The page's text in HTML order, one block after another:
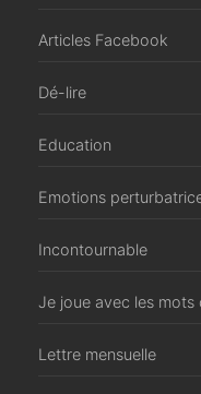
Articles Facebook
Dé-lire
Education
Emotions
Incontournable
Je joue avec les mots
Lettre mensuelle